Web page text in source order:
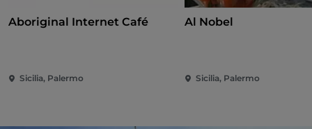
Aboriginal Internet Café
Sicilia, Palermo
Al Nobel
Sicilia, Palermo